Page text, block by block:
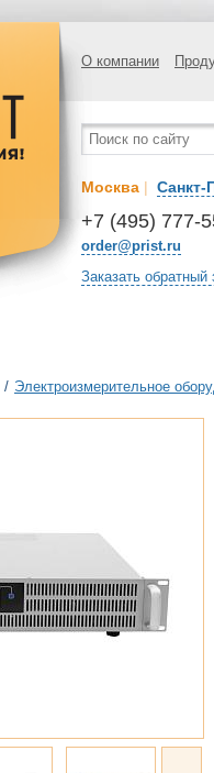
О компании
Москва | Санкт-
+7 (495) 777-
order@prist.ru
Заказать обратный
/ Электроизмерительное